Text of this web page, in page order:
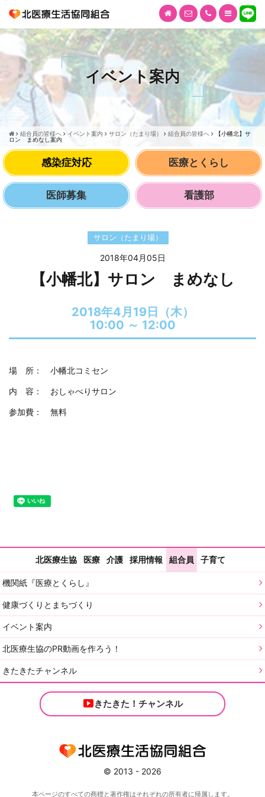
イベント案内
組合員の皆様へ イベント案内 サロン（たまり場） 組合員の皆様へ
【小幡北】サ
ロン まめなし案内
感染症対応 医療とくらし
医師募集 看護部
サロン（たまり場）
2018年04月05日
【小幡北】サロン まめなし
2018年4月19日（木）
10:00 ～ 12:00
場 所： 小幡北コミセン
内 容： おしゃべりサロン
参加費： 無料
北医療生協 医療 介護 採用情報 組合員 子育て
機関紙『医療とくらし』
健康づくりとまちづくり
イベント案内
北医療生協のPR動画を作ろう！
きたきたチャンネル
きたきた！チャンネル
© 2013 - 2026
本ページのすべての商標と著作権はそれぞれの所有者に帰属します。